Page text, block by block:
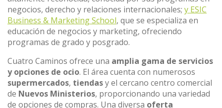
negocios, derecho y relaciones internacionales; y ESIC
Business & Marketing School, que se especializa en
educación de negocios y marketing, ofreciendo
programas de grado y posgrado.
Cuatro Caminos ofrece una amplia gama de servicios
y opciones de ocio. El área cuenta con numerosos
supermercados, tiendasy el cercano centro comercial
de Nuevos Ministerios, proporcionando una variedad
de opciones de compras. Una diversa oferta